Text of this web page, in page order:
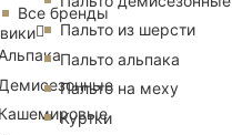
Все бренды
Альпака
Демисезонные
Кашемировые
Пальто из шерсти
Пальто альпака
Пальто на меху
Куртки